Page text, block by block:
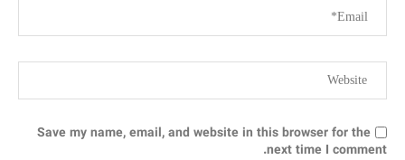
Save my name, email, and website in this browser for the
next time I comment.